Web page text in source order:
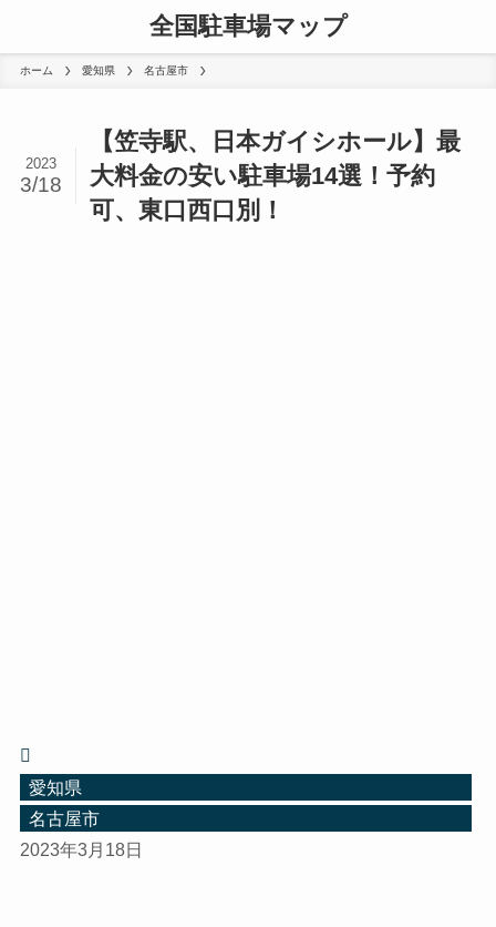
全国駐車場マップ
ホーム 愛知県 名古屋市
【笠寺駅、日本ガイシホール】最
大料金の安い駐車場14選！予約
可、東口西口別！
2023
3/18
愛知県
名古屋市
2023年3月18日